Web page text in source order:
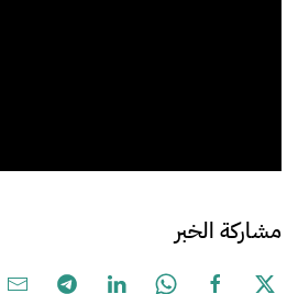
مشاركة الخبر